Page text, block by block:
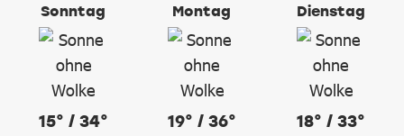
Sonntag
15° / 34°
Montag
19° / 36°
Dienstag
18° / 33°